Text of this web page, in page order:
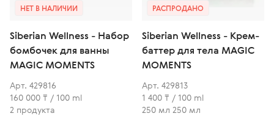
НЕТ В НАЛИЧИИ
Siberian Wellness - Набор
бомбочек для ванны
MAGIC MOMENTS
Арт. 429816
160 000 ₸ / 100 ml
2 продукта
РАСПРОДАНО
Siberian Wellness - Крем-
баттер для тела MAGIC
MOMENTS
Арт. 429813
1 400 ₸ / 100 ml
250 мл 250 мл